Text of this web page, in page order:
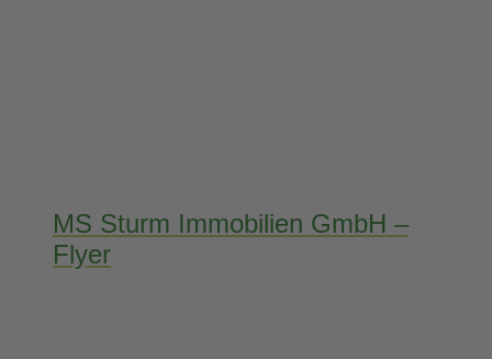
MS Sturm Immobilien GmbH –
Flyer